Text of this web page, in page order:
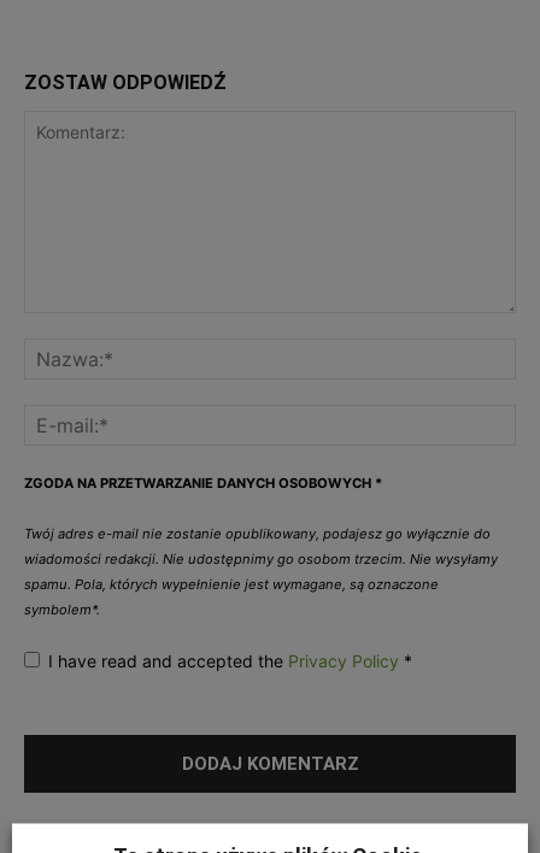
ZOSTAW ODPOWIEDŹ
ZGODA NA PRZETWARZANIE DANYCH OSOBOWYCH *
Twój adres e-mail nie zostanie opublikowany, podajesz go wyłącznie do
wiadomości redakcji. Nie udostępnimy go osobom trzecim. Nie wysyłamy
spamu. Pola, których wypełnienie jest wymagane, są oznaczone
symbolem*.
I have read and accepted the Privacy Policy *